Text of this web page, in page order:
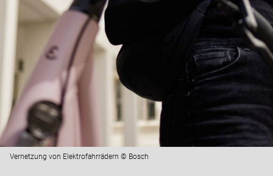
Vernetzung von Elektrofahrrädern © Bosch